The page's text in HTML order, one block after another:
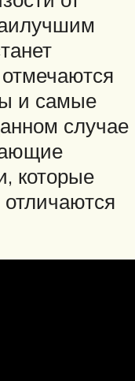
и самые
случае
которые